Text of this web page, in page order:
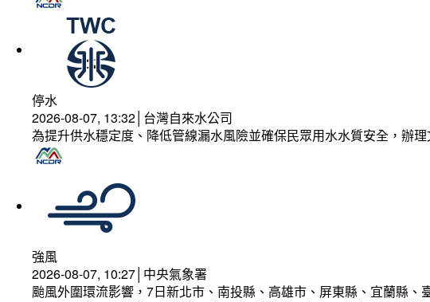
停水
2026-08-07, 13:32│台灣自來水公司
為提升供水穩定度、降低管線漏水風險並確保民眾用水水質安全，辦
強風
2026-08-07, 10:27│中央氣象署
颱風外圍環流影響，7日新北市、南投縣、高雄市、屏東縣、宜蘭縣